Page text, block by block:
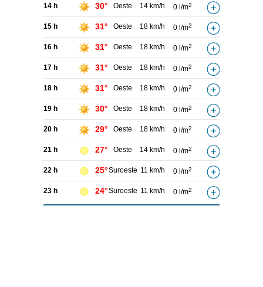
14 h 30° Oeste 14 km/h 0 l/m2
15 h 31° Oeste 18 km/h 0 l/m2
16 h 31° Oeste 18 km/h 0 l/m2
17 h 31° Oeste 18 km/h 0 l/m2
18 h 31° Oeste 18 km/h 0 l/m2
19 h 30° Oeste 18 km/h 0 l/m2
20 h 29° Oeste 18 km/h 0 l/m2
21 h 27° Oeste 14 km/h 0 l/m2
22 h 25°Suroeste 11 km/h 0 l/m2
23 h 24°Suroeste 11 km/h 0 l/m2